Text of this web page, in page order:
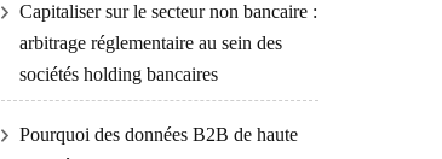
Capitaliser sur le secteur non bancaire :
arbitrage réglementaire au sein des
sociétés holding bancaires
Pourquoi des données B2B de haute